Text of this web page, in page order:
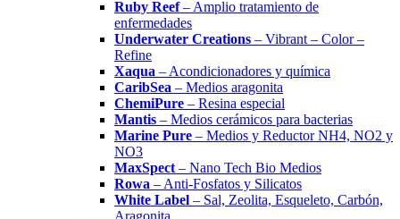
Ruby Reef– Amplio tratamiento de
enfermedades
Underwater Creations – Vibrant – Color –
Refine
Xaqua – Acondicionadores y química
CaribSea – Medios aragonita
ChemiPure – Resina especial
Mantis – Medios cerámicos para bacterias
Marine Pure – Medios y Reductor NH4, NO2 y
NO3
MaxSpect – Nano Tech Bio Medios
Rowa – Anti-Fosfatos y Silicatos
White Label – Sal, Zeolita, Esqueleto, Carbón,
Aragonita